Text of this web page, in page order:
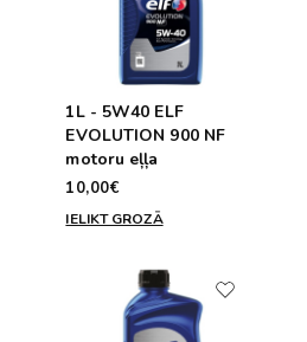
1L - 5W40 ELF
EVOLUTION 900 NF
motoru eļļa
10,00€
IELIKT GROZĀ